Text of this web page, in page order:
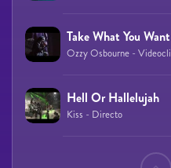
Take What You
Ozzy Osbourne -
Hell Or Hallelujah
Kiss - Directo